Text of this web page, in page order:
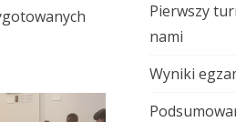
Pierwszy
nami
Wyniki